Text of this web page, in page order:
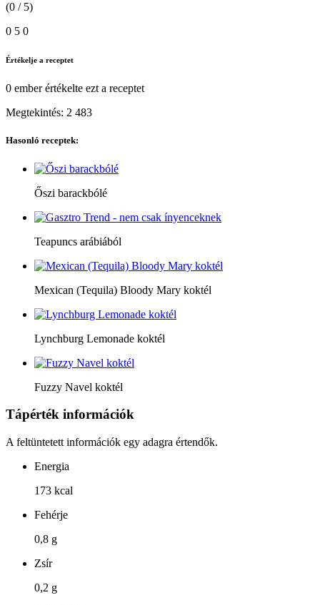
(0 / 5)
0 5 0
Értékelje a receptet
0 emberértékelte ezt a receptet
Megtekintés: 2 483
Hasonló receptek:
Őszi barackbólé
Teapuncs arábiából
Mexican (Tequila) Bloody Mary koktél
Lynchburg Lemonade koktél
Fuzzy Navel koktél
Tápérték információk
A feltüntetett információk egy adagra értendők.
Energia
173 kcal
Fehérje
0,8 g
Zsír
0,2 g